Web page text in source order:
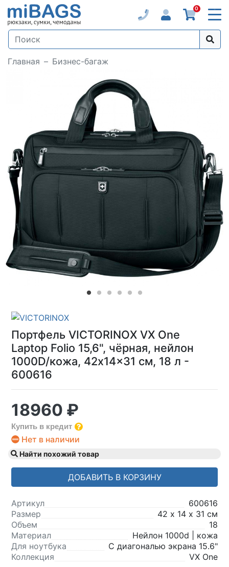
0
Главная Бизнес-багаж
Портфель VICTORINOX VX One
Laptop Folio 15,6", чёрная, нейлон
1000D/кожа, 42x14x31 см, 18 л -
600616
18960 ₽
Купить в кредит
Нет в наличии
Найти похожий товар
ДОБАВИТЬ В КОРЗИНУ
Артикул
600616
Размер
42 х 14 х 31 см
Объем
18
Материал
Нейлон 1000d | кожа
Для ноутбука
С диагональю экрана 15.6"
Коллекция
VX One